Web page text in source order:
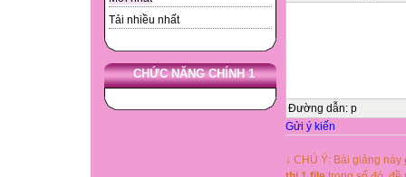
Tải nhiều nhất
CHỨC NĂNG CHÍNH 1
Đường dẫn: p
Gửi ý kiến
↓ CHÚ Ý: Bài giảng này